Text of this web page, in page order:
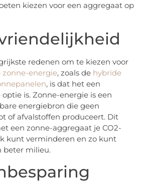
kiezen voor een aggregaat op
redenen om te kiezen voor
zonne-energie, zoals de hybride
, is dat het een
is. Zonne-energie is een
energiebron die geen
of afvalstoffen produceert. Dit
een zonne-aggregaat je CO2-
kunt verminderen en zo kunt
beter milieu.